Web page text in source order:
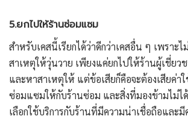
5.ยกไปให้ร้านซ่อมแซม
สำหรับเคสนี้เรียกได้ว่าดีกว่าเคสอื่น ๆ เพราะ
สาเหตุให้วุ่นวาย เพียงแค่ยกไปให้ร้านผู้เชี่ย
และหาสาเหตุให้ แต่ข้อเสียก็คือจะต้องเสียค่าใ
ซ่อมแซมให้กับร้านซ่อม และสิ่งที่มองข้ามไม่ได้
เลือกใช้บริการกับร้านที่มีความน่าเชื่อถือและ